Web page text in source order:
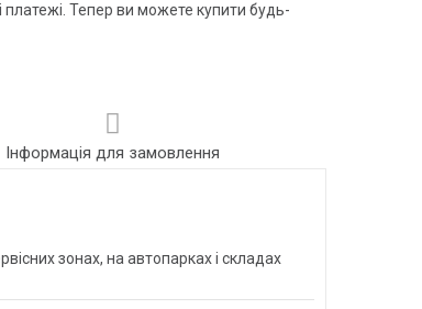
платежі. Тепер ви можете купити будь-
Інформація для замовлення
зонах, на автопарках і складах